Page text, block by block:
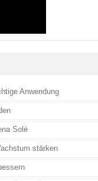
Anwendung
Solé
stärken